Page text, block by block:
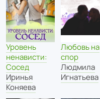
Уровень
ненависти:
Сосед
Иринья
Коняева
Любовь на
спор
Людмила
Игнатьева